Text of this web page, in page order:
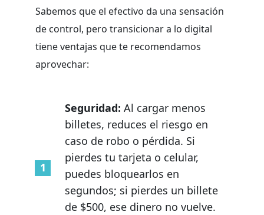
Sabemos que el efectivo da una sensación
de control, pero transicionar a lo digital
tiene ventajas que te recomendamos
aprovechar:
Seguridad: Al cargar menos
billetes, reduces el riesgo en
caso de robo o pérdida. Si
pierdes tu tarjeta o celular,
puedes bloquearlos en
segundos; si pierdes un billete
de $500, ese dinero no vuelve.